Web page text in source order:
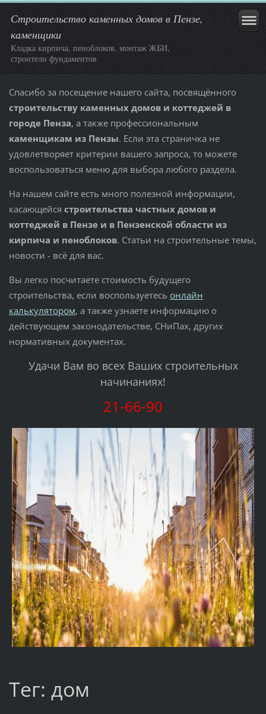
Строительство каменных домов в Пензе,
каменщики
Кладка кирпича, пеноблоков, монтаж ЖБИ,
строители фундаментов
Спасибо за посещение нашего сайта, посвящённого
строительству каменных домов и коттеджей в
городе Пенза, а также профессиональным
каменщикам из Пензы. Если эта страничка не
удовлетворяет критерии вашего запроса, то можете
воспользоваться меню для выбора любого раздела.
На нашем сайте есть много полезной информации,
касающейся строительства частных домов и
коттеджей в Пензе и в Пензенской области из
кирпича и пеноблоков. Статьи на строительные темы,
новости - всё для вас.
Вы легко посчитаете стоимость будущего
строительства, если воспользуетесь онлайн
калькулятором, а также узнаете информацию о
действующем законодательстве, СНиПах, других
нормативных документах.
Удачи Вам во всех Ваших строительных
начинаниях!
21-66-90
Тег: дом